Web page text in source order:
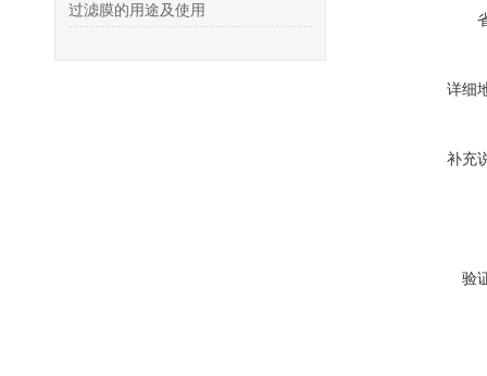
过滤膜的用途及使用
详细
补充
验